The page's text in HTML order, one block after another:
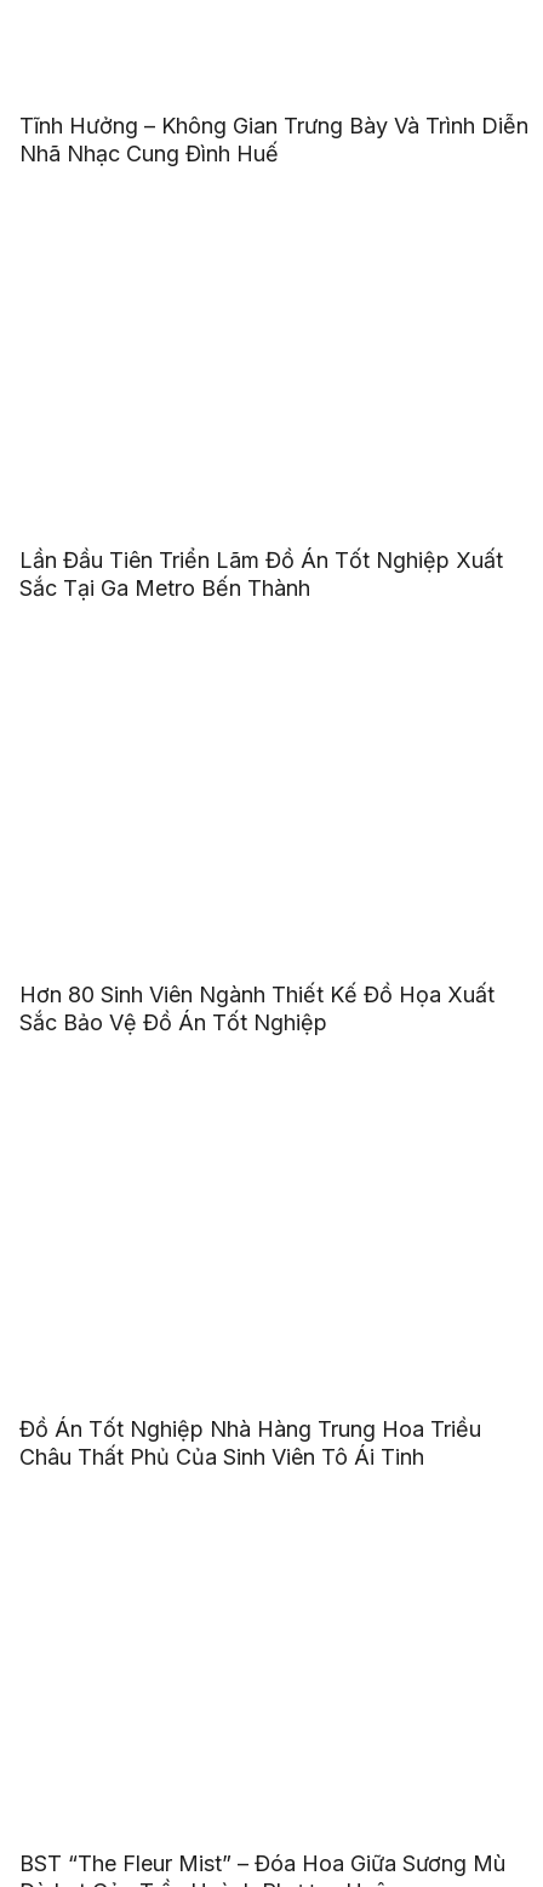
Tĩnh Hưởng – Không Gian Trưng Bày Và Trình Diễn
Nhã Nhạc Cung Đình Huế
Lần Đầu Tiên Triển Lãm Đồ Án Tốt Nghiệp Xuất
Sắc Tại Ga Metro Bến Thành
Hơn 80 Sinh Viên Ngành Thiết Kế Đồ Họa Xuất
Sắc Bảo Vệ Đồ Án Tốt Nghiệp
Đồ Án Tốt Nghiệp Nhà Hàng Trung Hoa Triều
Châu Thất Phủ Của Sinh Viên Tô Ái Tinh
BST “The Fleur Mist” – Đóa Hoa Giữa Sương Mù